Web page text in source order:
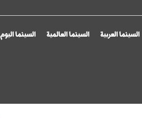
السينما العربية السينما العالمية السينما اليوم